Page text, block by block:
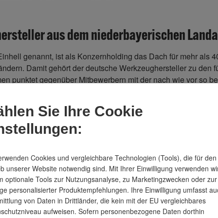
aus dem niederbayerischen
genannt, ist als Konzernholding das Dach für mehr als
Damit gehört der deutsche Werkzeughersteller zu den
punktet gegenüber Mitbewerbern mit der nach wie vor so
Akkusysteme über Einhell Akkuschrauber, Einhell
Do-It-Yourself Enthusiasten, Hobbygärtner und
und Garten & Freizeit
Werkzeuge sowie Garten & Freizeit aufgeteilt.
Ausnahmestellung. Bei den Akkusystemen mit ihrer
bei den Profis ebenso gefragt wie beim Hobbywerker.
in Klimaanlagen und Wärmepumpen.
Sie Ihre Cookie
Cookies und vergleichbare Technologien (Tools), die für den
unserer Website notwendig sind. Mit Ihrer Einwilligung verwenden
optionale Tools zur Nutzungsanalyse, zu Marketingzwecken oder zur
personalisierter Produktempfehlungen. Ihre Einwilligung umfasst
von Daten in Drittländer, die kein mit der EU vergleichbares
aufweisen. Sofern personenbezogene Daten dorthin